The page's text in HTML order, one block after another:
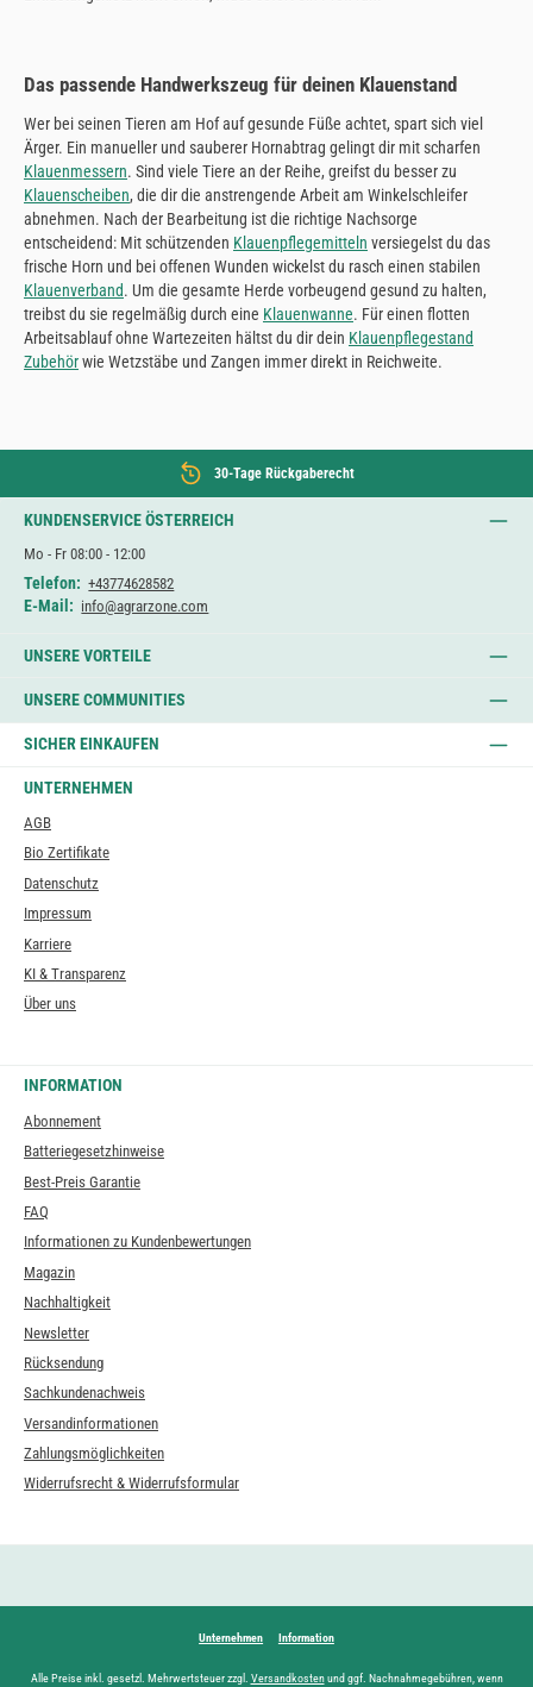
Das passende Handwerkszeug für deinen Klauenstand
Wer bei seinen Tieren am Hof auf gesunde Füße achtet, spart sich viel
Ärger. Ein manueller und sauberer Hornabtrag gelingt dir mit scharfen
Klauenmessern. Sind viele Tiere an der Reihe, greifst du besser zu
Klauenscheiben, die dir die anstrengende Arbeit am Winkelschleifer
abnehmen. Nach der Bearbeitung ist die richtige Nachsorge
entscheidend: Mit schützenden Klauenpflegemitteln versiegelst du das
frische Horn und bei offenen Wunden wickelst du rasch einen stabilen
Klauenverband. Um die gesamte Herde vorbeugend gesund zu halten,
treibst du sie regelmäßig durch eine Klauenwanne. Für einen flotten
Arbeitsablauf ohne Wartezeiten hältst du dir dein Klauenpflegestand
Zubehörwie Wetzstäbe und Zangen immer direkt in Reichweite.
30-Tage Rückgaberecht
KUNDENSERVICE ÖSTERREICH
Mo - Fr 08:00 - 12:00
Telefon: +43774628582
E-Mail: info@agrarzone.com
UNSERE VORTEILE
UNSERE COMMUNITIES
SICHER EINKAUFEN
UNTERNEHMEN
AGB
Bio Zertifikate
Datenschutz
Impressum
Karriere
KI & Transparenz
Über uns
INFORMATION
Abonnement
Batteriegesetzhinweise
Best-Preis Garantie
FAQ
Informationen zu Kundenbewertungen
Magazin
Nachhaltigkeit
Newsletter
Rücksendung
Sachkundenachweis
Versandinformationen
Zahlungsmöglichkeiten
Widerrufsrecht & Widerrufsformular
Unternehmen Information
Alle Preise inkl. gesetzl. Mehrwertsteuer zzgl. Versandkostenund ggf. Nachnahmegebühren, wenn